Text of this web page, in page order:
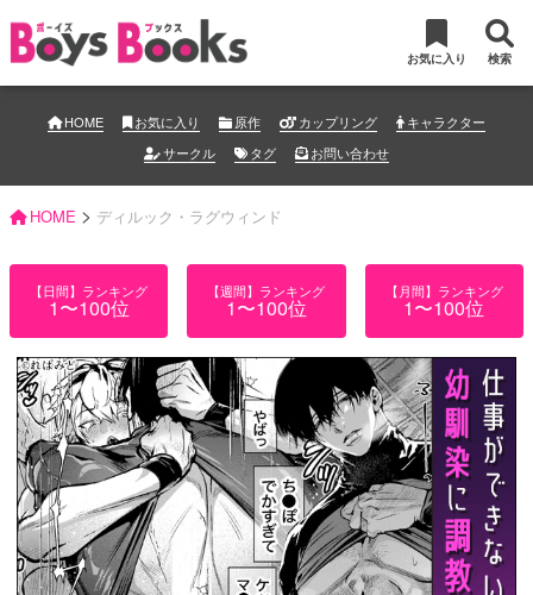
お気に入り 検索
HOME お気に入り 原作 カップリング
キャラクター
サークル
タグ お問い合わせ
HOME > ディルック・ラグウィンド
【日間】ランキング
1〜100位
【週間】ランキング
1〜100位
【月間】ランキング
1〜100位